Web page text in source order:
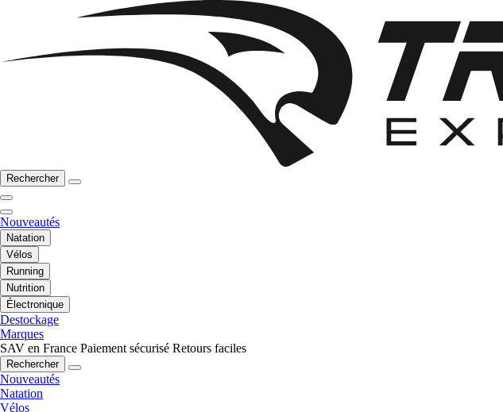
Rechercher
Nouveautés
Natation
Vélos
Running
Nutrition
Électronique
Destockage
Marques
SAV en France Paiement sécurisé Retours faciles
Rechercher
Nouveautés
Natation
Vélos